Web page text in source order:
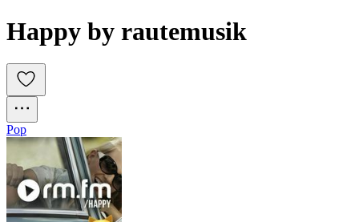
Happy by rautemusik
Pop